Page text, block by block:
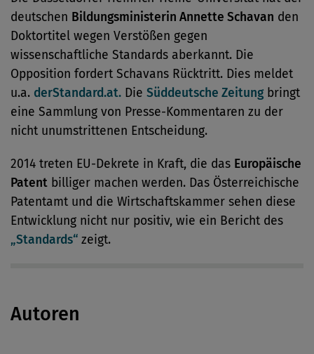
deutschen Bildungsministerin Annette Schavan den
Doktortitel wegen Verstößen gegen
wissenschaftliche Standards aberkannt. Die
Opposition fordert Schavans Rücktritt. Dies meldet
u.a. derStandard.at. Die Süddeutsche Zeitungbringt
eine Sammlung von Presse-Kommentaren zu der
nicht unumstrittenen Entscheidung.
2014 treten EU-Dekrete in Kraft, die das Europäische
Patent billiger machen werden. Das Österreichische
Patentamt und die Wirtschaftskammer sehen diese
Entwicklung nicht nur positiv, wie ein Bericht des
„Standards“ zeigt.
Autoren